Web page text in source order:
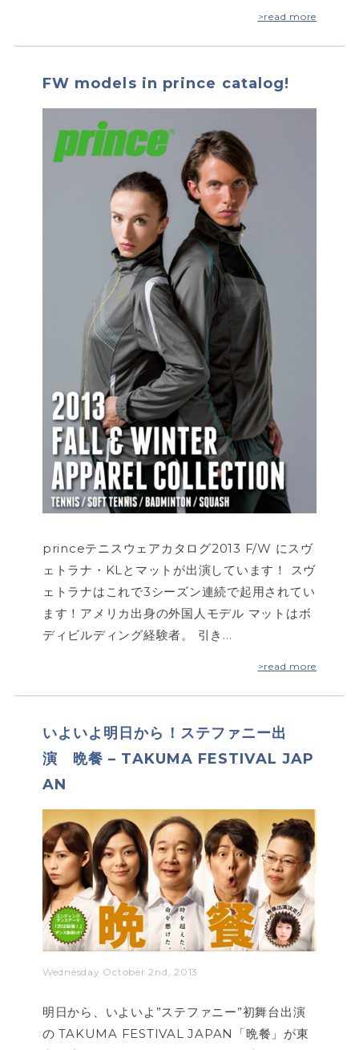
>read more
FW models in prince catalog!
princeテニスウェアカタログ2013 F/W にスヴ
ェトラナ・KLとマットが出演しています！ スヴ
ェトラナはこれで3シーズン連続で起用されてい
ます！アメリカ出身の外国人モデル マットはボ
ディビルディング経験者。 引き…
>read more
いよいよ明日から！ステファニー出
演 晩餐 – TAKUMA FESTIVAL JAP
AN
Wednesday October 2nd, 2013
明日から、いよいよ”ステファニー”初舞台出演
の TAKUMA FESTIVAL JAPAN「晩餐」が東